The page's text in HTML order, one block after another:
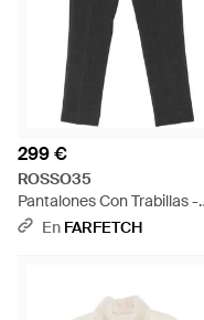
299 €
ROSSO35
Pantalones Con Trabillas -
Negro
En FARFETCH